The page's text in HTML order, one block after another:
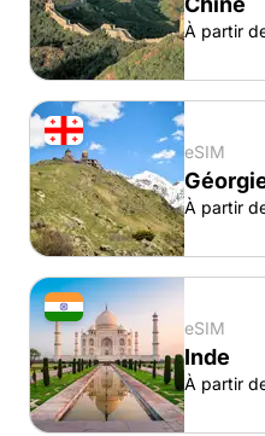
À partir
eSIM
À partir
eSIM
Inde
À partir